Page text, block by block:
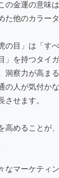
の金運の意味
た他のカラー
の目」は「す
」を持つタイ
洞察力が高ま
の人が気付か
させます。
高めることが
なマーケティ